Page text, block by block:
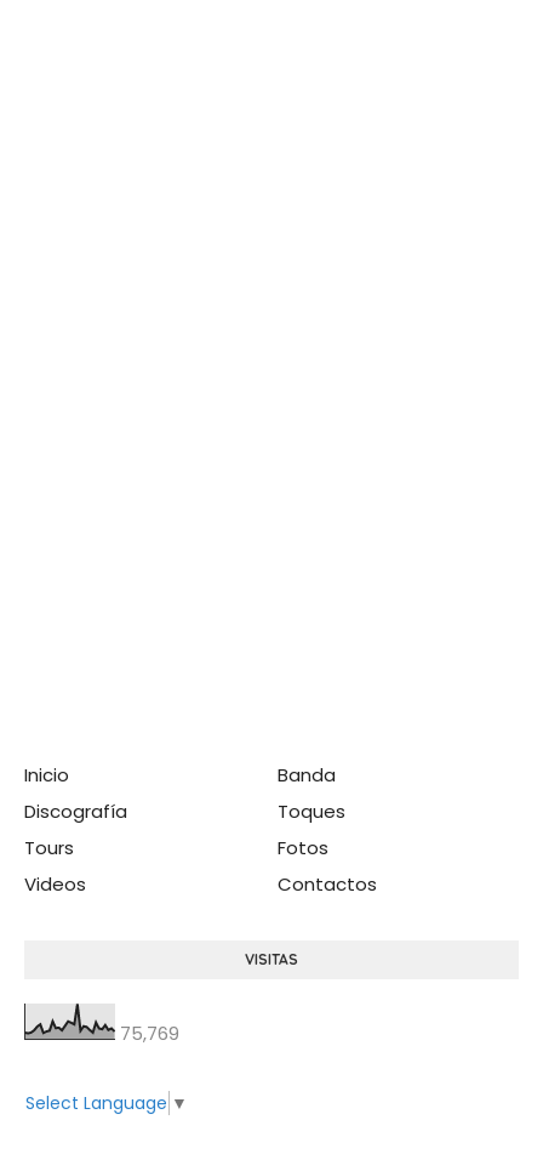
Inicio
Banda
Discografía
Toques
Tours
Fotos
Videos
Contactos
VISITAS
75,769
Select Language ▼